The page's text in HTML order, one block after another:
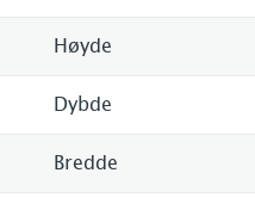
Høyde
Dybde
Bredde